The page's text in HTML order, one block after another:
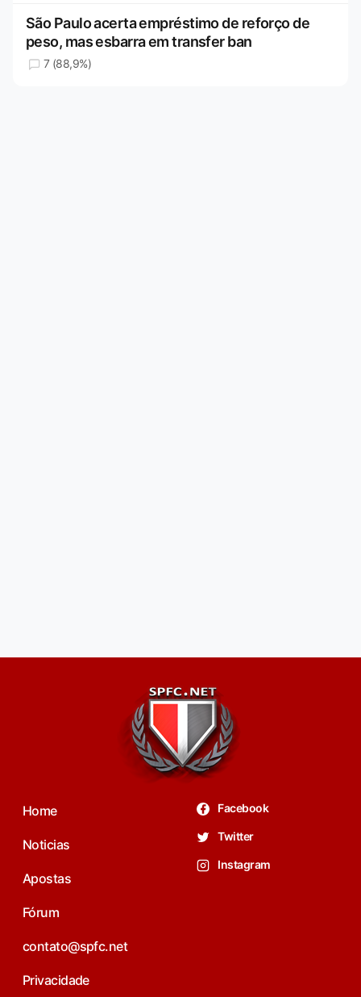
São Paulo acerta empréstimo de reforço de
peso, mas esbarra em transfer ban
7 (88,9%)
Home
Noticias
Apostas
Fórum
contato@spfc.net
Privacidade
Facebook
Twitter
Instagram